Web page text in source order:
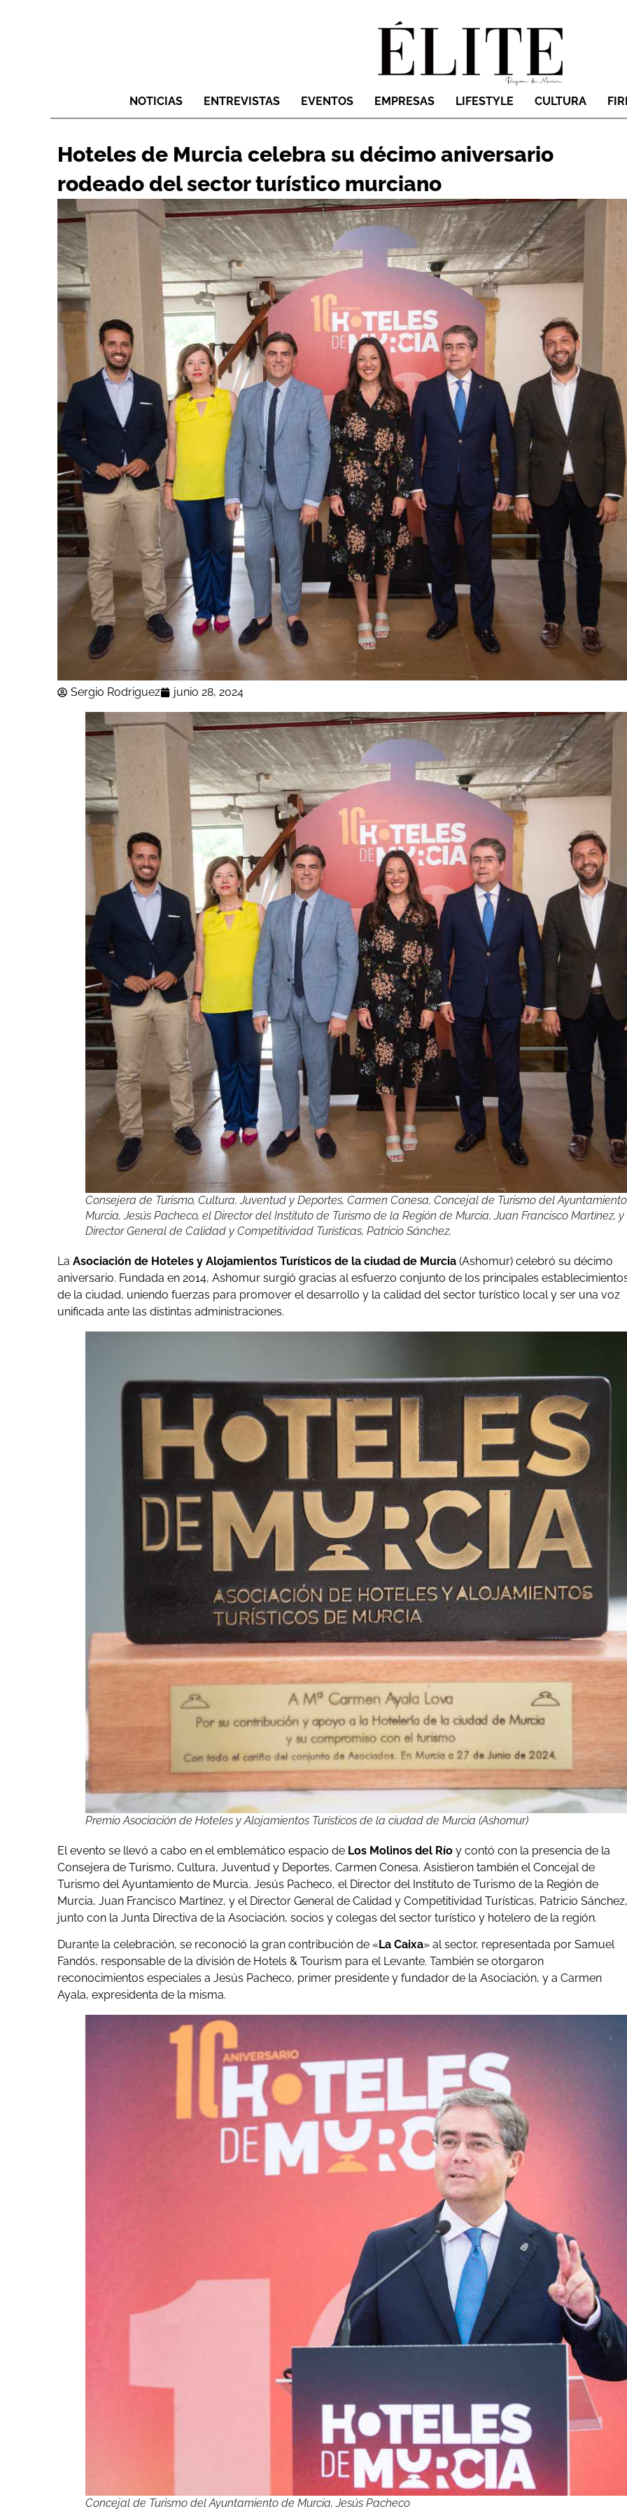
NOTICIAS ENTREVISTAS EVENTOS EMPRESAS LIFESTYLE CULTURA
Hoteles de Murcia celebra su décimo aniversario
rodeado del sector turístico murciano
Sergio Rodriguez junio 28, 2024
Consejera de Turismo, Cultura, Juventud y Deportes, Carmen Conesa, Concejal de Turismo del
Murcia, Jesús Pacheco, el Director del Instituto de Turismo de la Región de Murcia, Juan Francisco Martínez, y
Director General de Calidad y Competitividad Turísticas, Patricio Sánchez,
La Asociación de Hoteles y Alojamientos Turísticos de la ciudad de Murcia (Ashomur) celebró su décimo
aniversario. Fundada en 2014, Ashomur surgió gracias al esfuerzo conjunto de los principales
de la ciudad, uniendo fuerzas para promover el desarrollo y la calidad del sector turístico local y ser una voz
unificada ante las distintas administraciones.
Premio Asociación de Hoteles y Alojamientos Turísticos de la ciudad de Murcia (Ashomur)
El evento se llevó a cabo en el emblemático espacio de Los Molinos del Río y contó con la presencia de la
Consejera de Turismo, Cultura, Juventud y Deportes, Carmen Conesa. Asistieron también el Concejal de
Turismo del Ayuntamiento de Murcia, Jesús Pacheco, el Director del Instituto de Turismo de la Región de
Murcia, Juan Francisco Martínez, y el Director General de Calidad y Competitividad Turísticas, Patricio Sánchez,
junto con la Junta Directiva de la Asociación, socios y colegas del sector turístico y hotelero de la región.
Durante la celebración, se reconoció la gran contribución de «La Caixa» al sector, representada por Samuel
Fandós, responsable de la división de Hotels & Tourism para el Levante. También se otorgaron
reconocimientos especiales a Jesús Pacheco, primer presidente y fundador de la Asociación, y a Carmen
Ayala, expresidenta de la misma.
Concejal de Turismo del Ayuntamiento de Murcia, Jesús Pacheco